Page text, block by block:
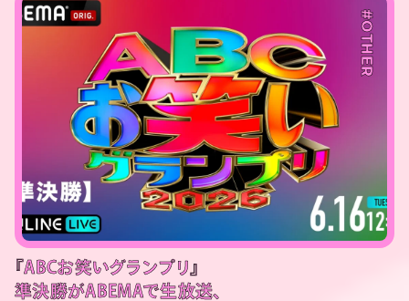
#OTHER
『ABCお笑いグランプリ』
準決勝がABEMAで生放送、